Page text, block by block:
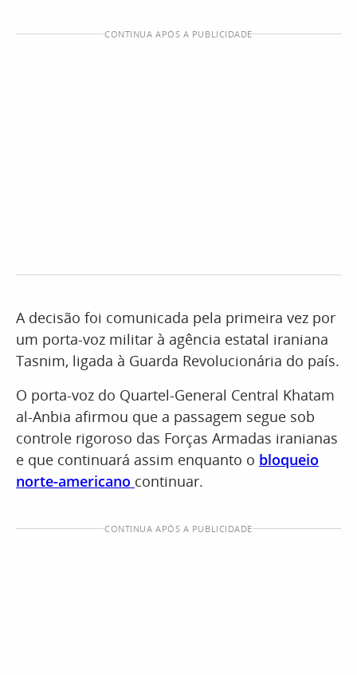
CONTINUA APÓS A PUBLICIDADE
A decisão foi comunicada pela primeira vez por
um porta-voz militar à agência estatal iraniana
Tasnim, ligada à Guarda Revolucionária do país.
O porta-voz do Quartel-General Central Khatam
al-Anbia afirmou que a passagem segue sob
controle rigoroso das Forças Armadas iranianas
e que continuará assim enquanto o bloqueio
norte-americano continuar.
CONTINUA APÓS A PUBLICIDADE